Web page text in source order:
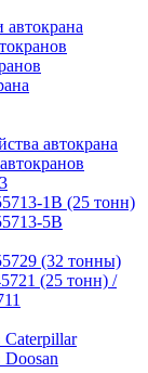
автокрана
автокрана
1В (25 тонн)
5В
(32 тонны)
(25 тонн) /
Caterpillar
Doosan